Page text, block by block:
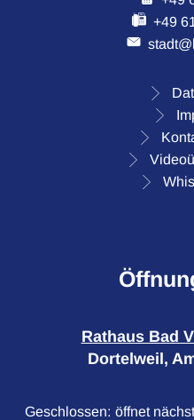
+49
Rathaus Bad
Dortelweil,
Klicken, um weitere
Geschlossen: öffnet